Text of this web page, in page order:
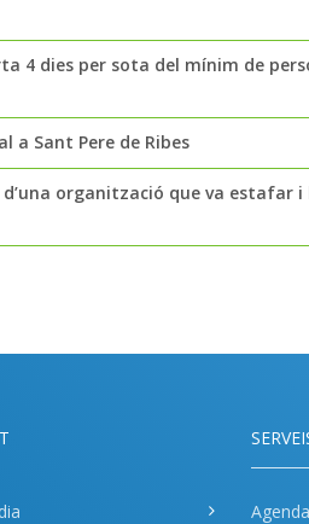
4 dies per sota del mínim de
a Sant Pere de Ribes
organització que va estafar
Agenda